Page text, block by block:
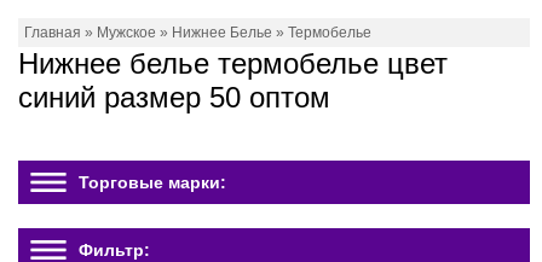
Главная » Мужское » Нижнее Белье » Термобелье
Нижнее белье термобелье цвет
синий размер 50 оптом
Торговые марки:
Фильтр: